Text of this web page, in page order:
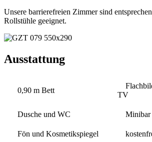
Unsere barrierefreien Zimmer sind
Rollstühle geeignet.
Ausstattung
0,90 m Bett
TV
Dusche und WC Minibar
Fön und Kosmetikspiegel